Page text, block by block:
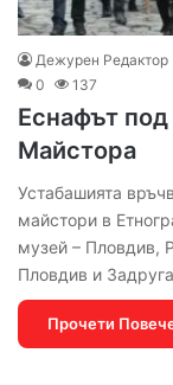
Дежурен Редактор
0
137
Еснафът под
Майстора
Устабашията
майстори в
музей – Пловдив,
Пловдив и
Прочети